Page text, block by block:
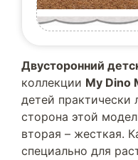
Двусторонний
коллекции My Dino
детей практически
сторона этой
вторая – жесткая.
специально для